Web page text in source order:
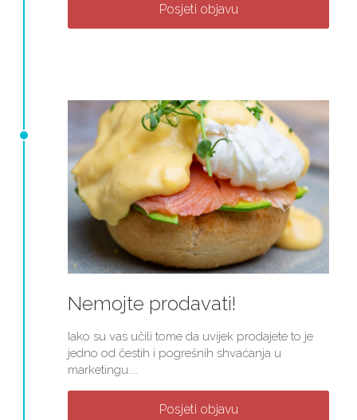
Posjeti objavu
Nemojte prodavati!
Iako su vas učili tome da uvijek prodajete to je
jedno od čestih i pogrešnih shvaćanja u
marketingu....
Posjeti objavu